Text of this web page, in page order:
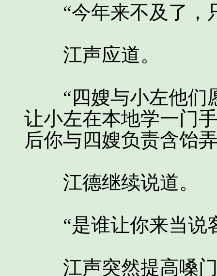
“今年来不及了，
江声应道。
“四嫂与小左他们
让小左在本地学一门
后你与四嫂负责含饴
江德继续说道。
“是谁让你来当说
江声突然提高嗓门